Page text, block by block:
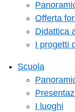
Offerta
Didattica
I progetti
Scuola
I luoghi